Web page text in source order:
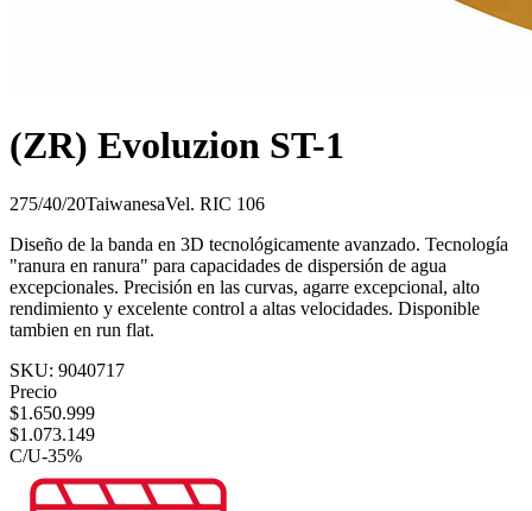
(ZR) Evoluzion ST-1
275/40/20TaiwanesaVel. RIC 106
Diseño de la banda en 3D tecnológicamente avanzado. Tecnología
"ranura en ranura" para capacidades de dispersión de agua
excepcionales. Precisión en las curvas, agarre excepcional, alto
rendimiento y excelente control a altas velocidades. Disponible
tambien en run flat.
SKU: 9040717
Precio
$1.650.999
$1.073.149
C/U-35%